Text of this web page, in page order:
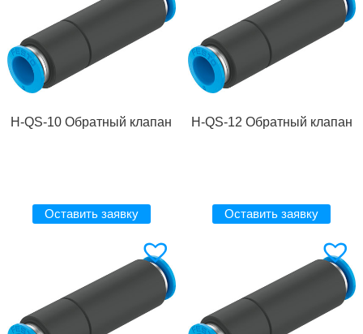
H-QS-10 Обратный клапан
Оставить заявку
H-QS-12 Обратный клапан
Оставить заявку